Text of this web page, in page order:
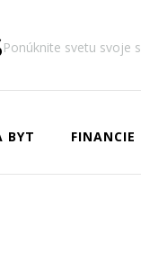
Ponúknite svetu svoje
BYT FINANCIE